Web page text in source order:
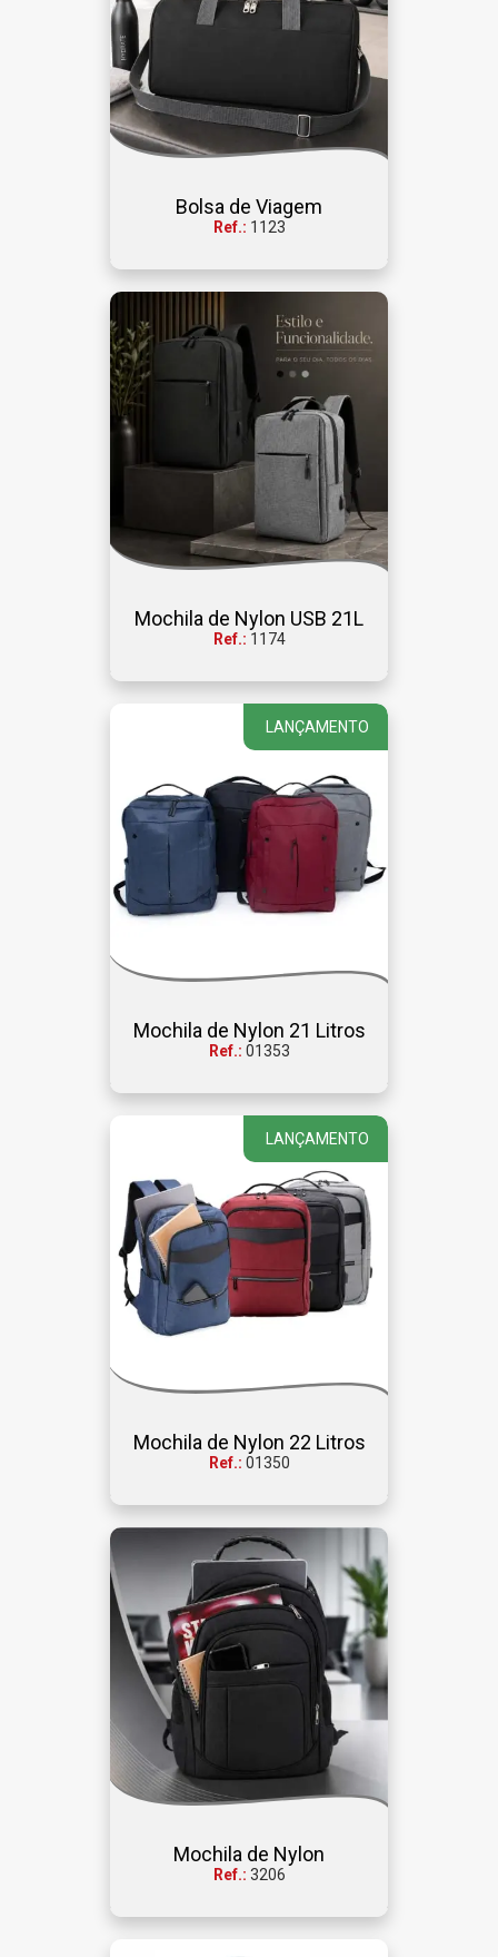
Bolsa de Viagem
Ref.: 1123
Mochila de Nylon USB 21L
Ref.: 1174
LANÇAMENTO
Mochila de Nylon 21 Litros
Ref.: 01353
LANÇAMENTO
Mochila de Nylon 22 Litros
Ref.: 01350
Mochila de Nylon
Ref.: 3206